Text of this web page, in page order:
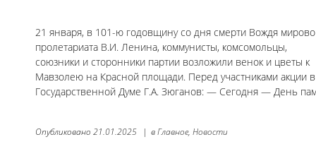
21 января, в 101-ю годовщину со дня смерти Вождя
пролетариата В.И. Ленина, коммунисты, комсомольцы,
союзники и сторонники партии возложили венок и цветы к
Мавзолею на Красной площади. Перед участниками
Государственной Думе Г.А. Зюганов: — Сегодня — День
Опубликовано 21.01.2025 | вГлавное, Новости